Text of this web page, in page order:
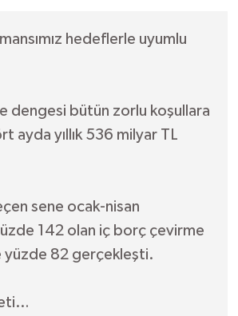
hedeflerle uyumlu
dengesi bütün zorlu koşullara
ayda yıllık 536 milyar TL
sene ocak-nisan
142 olan iç borç çevirme
yüzde 82 gerçekleşti.